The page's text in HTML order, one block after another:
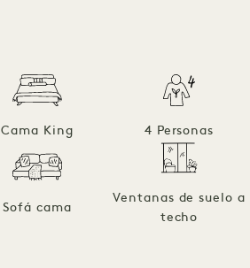
Cama King 4 Personas
Sofá cama
Ventanas de suelo a
techo